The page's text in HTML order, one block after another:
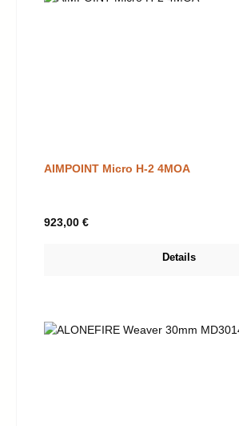
AIMPOINT Micro H-2 4MOA
Regulärer Preis:
923,00 €
Details